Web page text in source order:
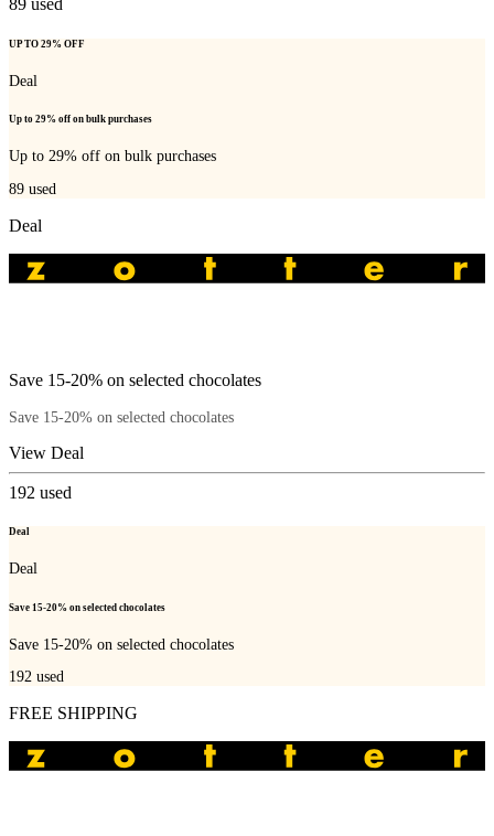
89 used
UP TO 29% OFF
Deal
Up to 29% off on bulk purchases
Up to 29% off on bulk purchases
89 used
Deal
Save 15-20% on selected chocolates
Save 15-20% on selected chocolates
View Deal
192 used
Deal
Deal
Save 15-20% on selected chocolates
Save 15-20% on selected chocolates
192 used
FREE SHIPPING